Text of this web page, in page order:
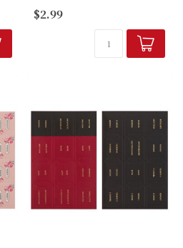
$2.99